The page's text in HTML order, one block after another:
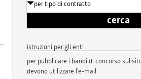
per tipo di contratto
cerca
istruzioni per gli enti
per pubblicare i bandi di concorso sul
devono utilizzare l'e-mail